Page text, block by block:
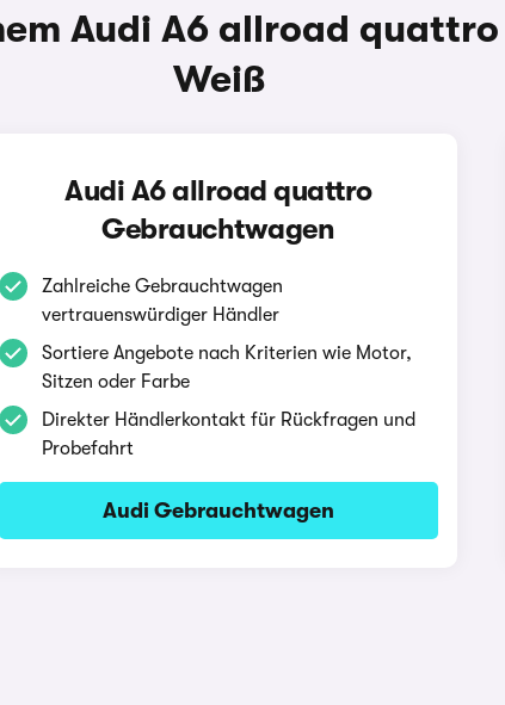
Audi A6 allroad
Weiß
Audi A6 allroad quattro
Gebrauchtwagen
Zahlreiche Gebrauchtwagen
vertrauenswürdiger Händler
Sortiere Angebote nach Kriterien wie Motor,
Sitzen oder Farbe
Direkter Händlerkontakt für Rückfragen und
Probefahrt
Audi Gebrauchtwagen